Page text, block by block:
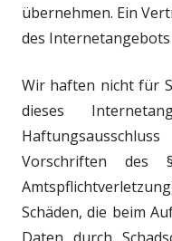
übernehmen. Ein
des
Wir haften nicht für
dieses
Vorschriften
Schäden, die beim